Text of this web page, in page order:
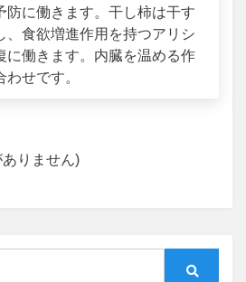
防に働きます。干し柿は干す
、食欲増進作用を持つアリシ
に働きます。内臓を温める作
せです。
りません)